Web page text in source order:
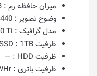
میزان حافظه رم :
وضوح تصویر : 2560 @ QHD
مدل گرافیک : Ti
ظرفیت SSD :1TB
ظرفیت HDD :
—
ظرفیت باتری :